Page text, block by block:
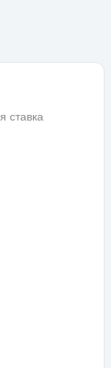
ставка